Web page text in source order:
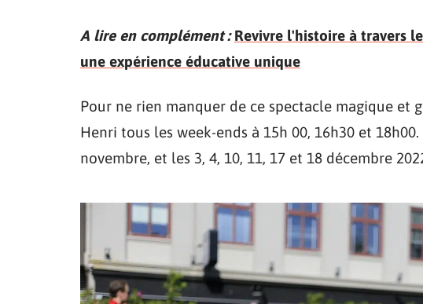
A lire en complément : Revivre l'histoire à travers
une expérience éducative unique
Pour ne rien manquer de ce spectacle magique et
Henri tous les week-ends à 15h 00, 16h30 et
novembre, et les 3, 4, 10, 11, 17 et 18 décembre